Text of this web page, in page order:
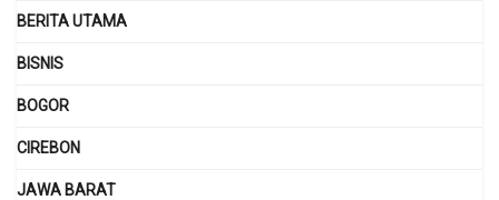
BERITA UTAMA
BISNIS
BOGOR
CIREBON
JAWA BARAT